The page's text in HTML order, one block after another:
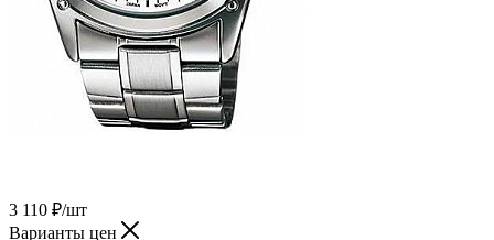
3 110 ₽/шт
Варианты цен